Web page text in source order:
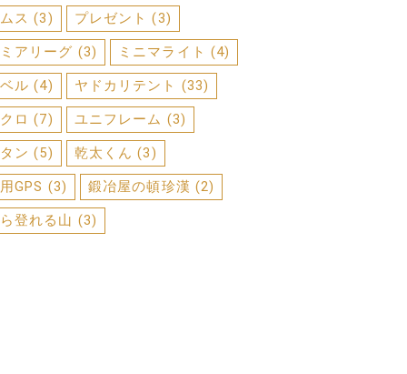
ス (3) プレゼント (3)
アリーグ (3) ミニマライト (4)
ル (4) ヤドカリテント (33)
ロ (7) ユニフレーム (3)
ン (5) 乾太くん (3)
GPS (3) 鍛冶屋の頓珍漢 (2)
登れる山 (3)